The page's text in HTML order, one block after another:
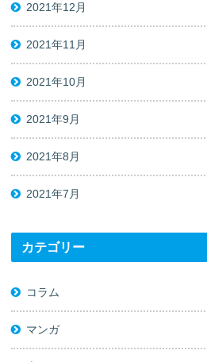
2021年12月
2021年11月
2021年10月
2021年9月
2021年8月
2021年7月
カテゴリー
コラム
マンガ